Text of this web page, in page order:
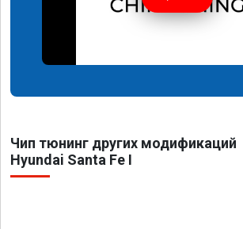
Чип тюнинг других модификаций
Hyundai Santa Fe I